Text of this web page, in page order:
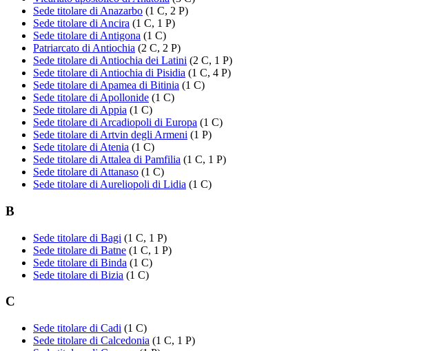
Sede titolare di Anazarbo (1 C, 2 P)
Sede titolare di Ancira (1 C, 1 P)
Sede titolare di Antigona (1 C)
Patriarcato di Antiochia (2 C, 2 P)
Sede titolare di Antiochia dei Latini (2 C, 1 P)
Sede titolare di Antiochia di Pisidia (1 C, 4 P)
Sede titolare di Apamea di Bitinia (1 C)
Sede titolare di Apollonide (1 C)
Sede titolare di Appia (1 C)
Sede titolare di Arcadiopoli di Europa (1 C)
Sede titolare di Artvin degli Armeni (1 P)
Sede titolare di Atenia (1 C)
Sede titolare di Attalea di Pamfilia (1 C, 1 P)
Sede titolare di Attanaso (1 C)
Sede titolare di Aureliopoli di Lidia (1 C)
B
Sede titolare di Bagi (1 C, 1 P)
Sede titolare di Batne (1 C, 1 P)
Sede titolare di Binda (1 C)
Sede titolare di Bizia (1 C)
C
Sede titolare di Cadi (1 C)
Sede titolare di Calcedonia (1 C, 1 P)